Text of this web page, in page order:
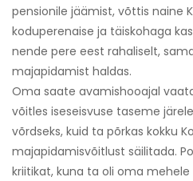
pensionile jäämist, võttis naine
koduperenaise ja täiskohaga
nende pere eest rahaliselt,
majapidamist haldas.
Oma saate avamishooajal
võitles iseseisvuse taseme
võrdseks, kuid ta põrkas kokku
majapidamisvõitlust säilitada.
kriitikat, kuna ta oli oma mehele